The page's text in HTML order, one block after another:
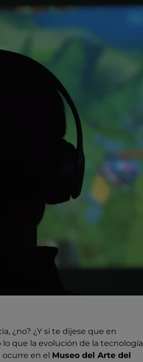
¿no? ¿Y si te dijese que en
que la evolución de la tecnología
ocurre en el Museo del Arte del